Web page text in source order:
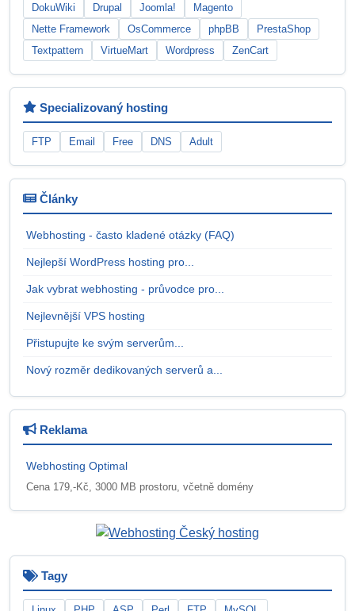
DokuWiki Drupal Joomla!
Magento
Nette Framework
OsCommerce phpBB
PrestaShop
Textpattern
VirtueMart Wordpress ZenCart
Specializovaný hosting
FTP Email Free DNS Adult
Články
Webhosting - často kladené otázky (FAQ)
Nejlepší WordPress hosting pro...
Jak vybrat webhosting - průvodce pro...
Nejlevnější VPS hosting
Přistupujte ke svým serverům...
Nový rozměr dedikovaných serverů a...
Reklama
Webhosting Optimal
Cena 179,-Kč, 3000 MB prostoru, včetně domény
Tagy